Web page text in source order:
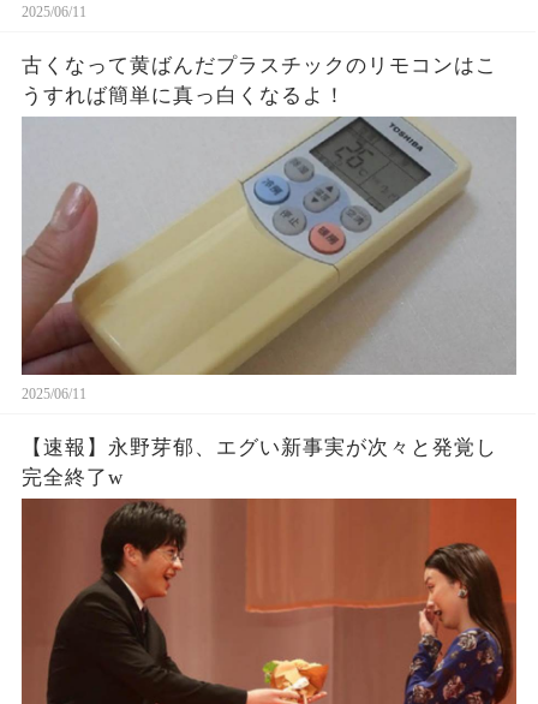
2025/06/11
古くなって黄ばんだプラスチックのリモコンはこ
うすれば簡単に真っ白くなるよ！
2025/06/11
【速報】永野芽郁、エグい新事実が次々と発覚し
完全終了w